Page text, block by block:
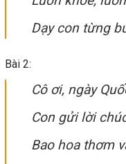
Dạy con từng
Bài 2:
Cô ơi, ngày
Con gửi lời
Bao hoa thơm